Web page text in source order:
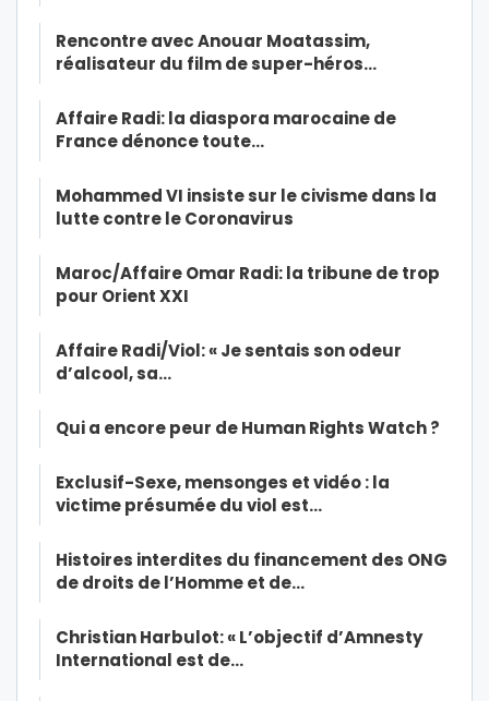
Rencontre avec Anouar Moatassim,
réalisateur du film de super-héros…
Affaire Radi: la diaspora marocaine de
France dénonce toute…
Mohammed VI insiste sur le civisme dans la
lutte contre le Coronavirus
Maroc/Affaire Omar Radi: la tribune de trop
pour Orient XXI
Affaire Radi/Viol: « Je sentais son odeur
d’alcool, sa…
Qui a encore peur de Human Rights Watch ?
Exclusif-Sexe, mensonges et vidéo : la
victime présumée du viol est…
Histoires interdites du financement des ONG
de droits de l’Homme et de…
Christian Harbulot: « L’objectif d’Amnesty
International est de…